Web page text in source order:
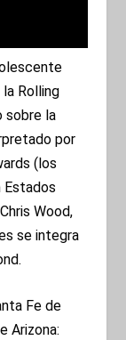
Rolling
sobre la
por
(los
Estados
Wood,
se integra
Fe de
Arizona: